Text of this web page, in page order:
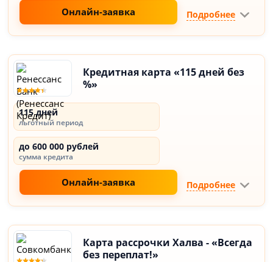
Онлайн-заявка Подробнее
Кредитная карта «115 дней без
%»
115 дней
льготный период
до 600 000 рублей
сумма кредита
Онлайн-заявка Подробнее
Карта рассрочки Халва - «Всегда
без переплат!»